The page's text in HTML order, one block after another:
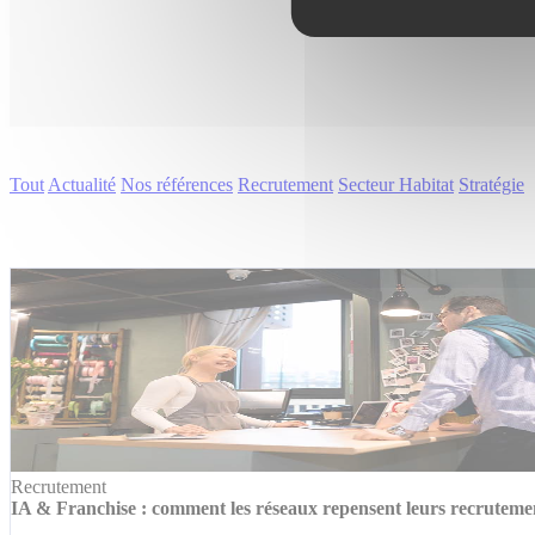
Tout Actualité Nos références Recrutement Secteur Habitat Stratégie
Recrutement
IA & Franchise : comment les réseaux repensent leurs